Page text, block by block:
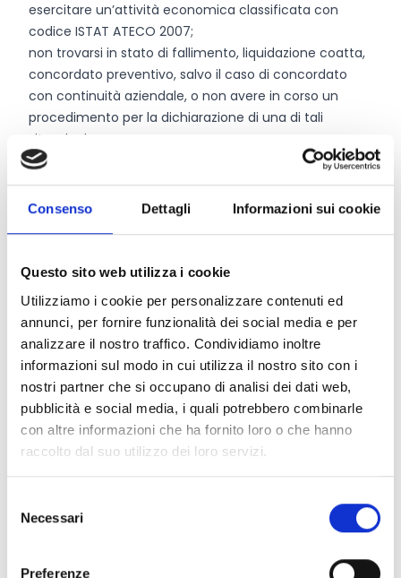
Consenso Dettagli Informazioni sui cookie
Questo sito web utilizza i cookie
Utilizziamo i cookie per personalizzare contenuti ed
annunci, per fornire funzionalità dei social media e per
analizzare il nostro traffico. Condividiamo inoltre
informazioni sul modo in cui utilizza il nostro sito con i
nostri partner che si occupano di analisi dei dati web,
pubblicità e social media, i quali potrebbero combinarle
con altre informazioni che ha fornito loro o che hanno
raccolto dal suo utilizzo dei loro servizi.
delNecessari
Preferenze
esercitare un’attività economica classificata con
codice ISTAT ATECO 2007;
non trovarsi in stato di fallimento, liquidazione coatta,
concordato preventivo, salvo il caso di concordato
con continuità aziendale, o non avere in corso un
procedimento per la dichiarazione di una di tali
situazioni.
Ulteriori informazioni circa i
requisiti di ammissibilità
dei soggetti sono disponibili all’art. 3, pagg. 12-13 del
bando.
Entità del contributo
La dotazione finanziaria per la nuova finestra
temporale di presentazione delle domande è pari
a8.373.393,38 Euro.
L'incentivazione risulta così suddivisa:
45% per micro, piccole e medie imprese con un
massimale di300.000 Europer il finanziamento a
tasso agevolato rispetto alle spese ammissibili;
80%per le grandi imprese con un massimale di
400.000 Europer il finanziamento a tasso agevolato
L’intensità massima dell’agevolazione concessa in
del GBER non potrà comunque superare: